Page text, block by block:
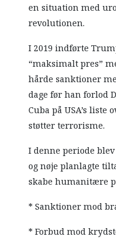
en situation med
revolutionen.
I 2019 indførte
“maksimalt pres”
hårde sanktioner
dage før han forlod
Cuba på USA’s
støtter terrorisme.
I denne periode
og nøje planlagte
skabe humanitære
* Sanktioner mod
* Forbud mod